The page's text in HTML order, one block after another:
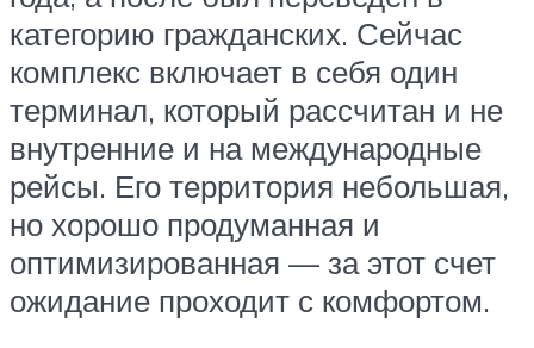
категорию гражданских. Сейчас
комплекс включает в себя один
терминал, который рассчитан и не
внутренние и на международные
рейсы. Его территория небольшая,
но хорошо продуманная и
оптимизированная — за этот счет
ожидание проходит с комфортом.